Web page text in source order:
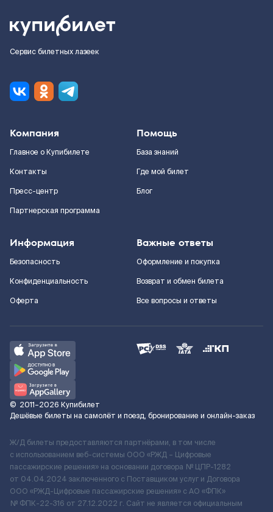
Сервис билетных лазеек
Компания
Главное о Купибилете
Контакты
Пресс-центр
Партнерская программа
Помощь
База знаний
Где мой билет
Блог
Информация
Безопасность
Конфиденциальность
Оферта
Важные ответы
Оформление и покупка
Возврат и обмен билета
Все вопросы и ответы
© 2011–2026 Купибилет
Дешёвые билеты на самолёт и поезд, бронирование и онлайн-заказ
Ж/Д билеты предоставляются партнёрами, в том числе
с использованием веб-системы ООО «РЖД – Цифровые
пассажирские решения» на основании договора № ЦПР-1282
от 04.04.2024 заключенного с Поставщиком услуг и Договора
ООО «РЖД-Цифровые пассажирские решения» c АО «ФПК»
№ ФПК-22-316 от 27.12.2022 г. Сайт не является официальным